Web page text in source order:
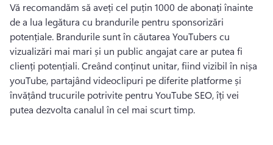
Vă recomandăm să aveți cel puțin 1000 de abonați înainte
de a lua legătura cu brandurile pentru sponsorizări
potențiale. Brandurile sunt în căutarea YouTubers cu
vizualizări mai mari și un public angajat care ar putea fi
clienți potențiali. Creând conținut unitar, fiind vizibil în nișa
youTube, partajând videoclipuri pe diferite platforme și
învățând trucurile potrivite pentru YouTube SEO, îți vei
putea dezvolta canalul în cel mai scurt timp.